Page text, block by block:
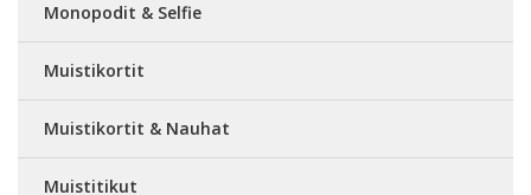
Monopodit & Selfie
Muistikortit
Muistikortit & Nauhat
Muistitikut